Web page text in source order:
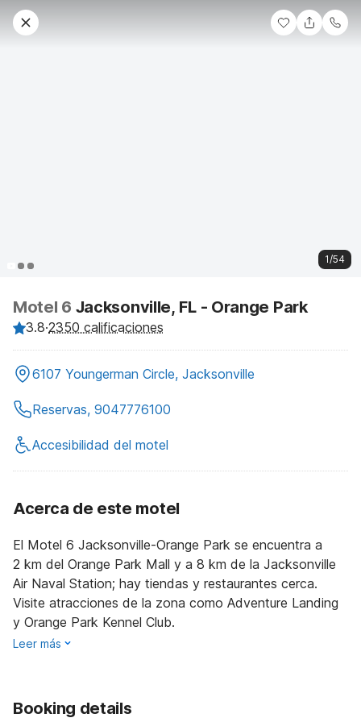
1/54
Motel 6 Jacksonville, FL - Orange Park
3.8·2350 calificaciones
6107 Youngerman Circle, Jacksonville
Reservas, 9047776100
Accesibilidad del motel
Acerca de este motel
El Motel 6 Jacksonville-Orange Park se encuentra a
2 km del Orange Park Mall y a 8 km de la Jacksonville
Air Naval Station; hay tiendas y restaurantes cerca.
Visite atracciones de la zona como Adventure Landing
y Orange Park Kennel Club.
Leer más
Booking details